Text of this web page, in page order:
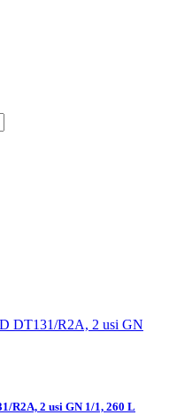
R2A, 2 usi GN 1/1, 260 L